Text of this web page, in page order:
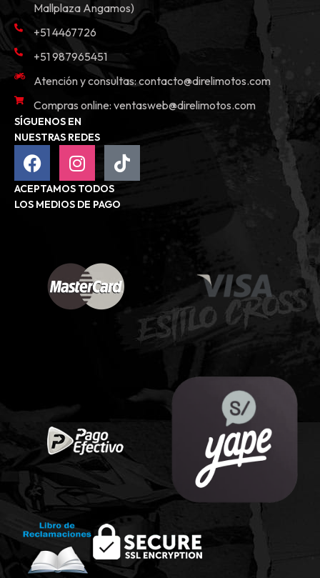
Mallplaza Angamos)
+51 4467726
+51 987965451
Atención y consultas:contacto@direlimotos.com
Compras online: ventasweb@direlimotos.com
SÍGUENOS EN
NUESTRAS REDES
ACEPTAMOS TODOS
LOS MEDIOS DE PAGO